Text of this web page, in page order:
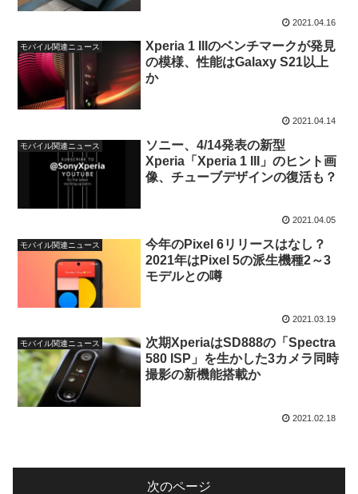
2021.04.16
モバイル関連ニュース
Xperia 1 IIIのベンチマークが発見
の模様、性能はGalaxy S21以上
か
2021.04.14
モバイル関連ニュース
ソニー、4/14発表の新型
Xperia「Xperia 1 III」のヒント画
像、チューブデザインの復活も？
2021.04.05
モバイル関連ニュース
今年のPixel 6リリースはなし？
2021年はPixel 5の派生機種2～3
モデルとの噂
2021.03.19
モバイル関連ニュース
次期XperiaはSD888の「Spectra
580 ISP」を生かした3カメラ同時
撮影の新機能搭載か
2021.02.18
次のページ